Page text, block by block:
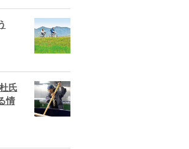
掲載のお申し込み
お問い合せ
氏
情